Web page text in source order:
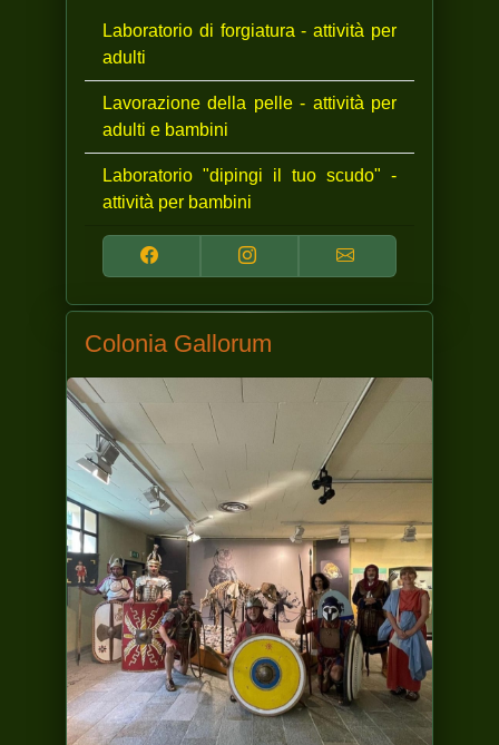
Laboratorio di forgiatura - attività per
adulti
Lavorazione della pelle - attività per
adulti e bambini
Laboratorio "dipingi il tuo scudo" -
attività per bambini
Colonia Gallorum